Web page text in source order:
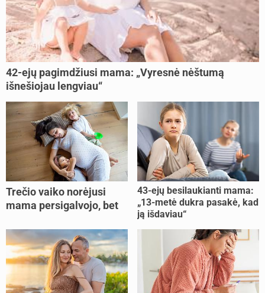
42-ejų pagimdžiusi mama: „Vyresnė nėštumą
išnešiojau lengviau“
Trečio vaiko norėjusi
mama persigalvojo, bet
šoke“
43-ejų besilaukianti mama:
„13-metė dukra pasakė, kad
ją išdaviau“